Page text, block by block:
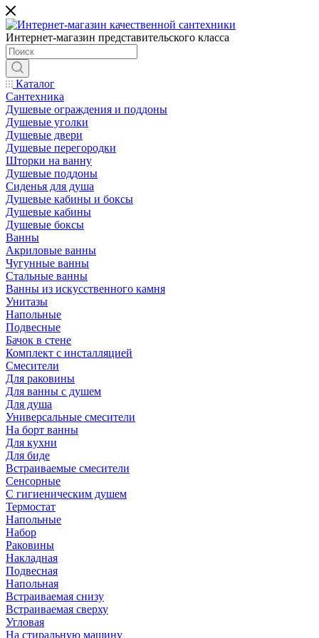
Интернет-магазин представительского класса
Каталог
Сантехника
Душевые ограждения и поддоны
Душевые уголки
Душевые двери
Душевые перегородки
Шторки на ванну
Душевые поддоны
Сиденья для душа
Душевые кабины и боксы
Душевые кабины
Душевые боксы
Ванны
Акриловые ванны
Чугунные ванны
Стальные ванны
Ванны из искусственного камня
Унитазы
Напольные
Подвесные
Бачок в стене
Комплект с инсталляцией
Смесители
Для раковины
Для ванны с душем
Для душа
Универсальные смесители
На борт ванны
Для кухни
Для биде
Встраиваемые смесители
Сенсорные
С гигиеническим душем
Термостат
Напольные
Набор
Раковины
Накладная
Подвесная
Напольная
Встраиваемая снизу
Встраиваемая сверху
Угловая
На стиральную машину